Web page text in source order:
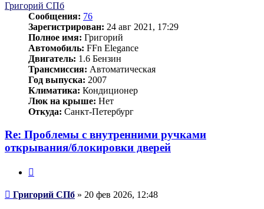
Григорий СПб
Сообщения: 76
Зарегистрирован: 24 авг 2021, 17:29
Полное имя: Григорий
Автомобиль: FFn Elegance
Двигатель: 1.6 Бензин
Трансмиссия: Автоматическая
Год выпуска: 2007
Климатика: Кондиционер
Люк на крыше: Нет
Откуда: Санкт-Петербург
Re: Проблемы с внутренними ручками
открывания/блокировки дверей
Сообщение
Григорий СПб » 20 фев 2026, 12:48